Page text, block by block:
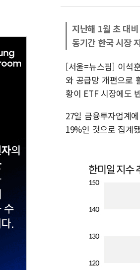
지난해 1월 초 대
동기간 한국 시장
[서울=뉴스핌] 이석
와 공급망 개편으로
황이 ETF 시장에도
27일 금융투자업계
19%인 것으로 집계